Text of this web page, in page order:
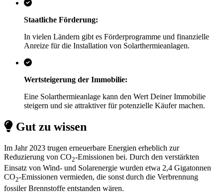
Staatliche Förderung:
In vielen Ländern gibt es Förderprogramme und finanzielle
Anreize für die Installation von Solarthermieanlagen.
Wertsteigerung der Immobilie:
Eine Solarthermieanlage kann den Wert Deiner Immobilie
steigern und sie attraktiver für potenzielle Käufer machen.
Gut zu wissen
Im Jahr 2023 trugen erneuerbare Energien erheblich zur
Reduzierung von CO2-Emissionen bei. Durch den verstärkten
Einsatz von Wind- und Solarenergie wurden etwa 2,4 Gigatonnen
CO2-Emissionen vermieden, die sonst durch die Verbrennung
fossiler Brennstoffe entstanden wären.